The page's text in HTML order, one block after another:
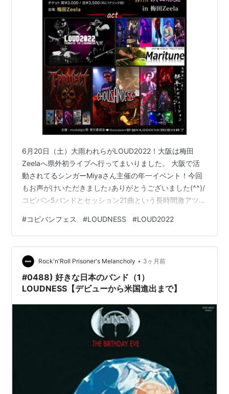
6月20日（土）大雨われらがLOUD2022！大阪は梅田
Zeelaへ県外初ライブへ行ってまいりました。 大阪で活
動されてるシンガーMiyaさん主催の年一イベント！今回
もお声がけいただきました♪ありがとうございました(^^)/
コピバン5バンドとセッション21曲という長時間激アツイ
ッペイ わたし、腰が痛くてステージ動き回れませんでし
た。。。 腰痛おじさんという名称までいただきました
YO！大阪初ライブだったんですけど、会場のZeelaさん
めちゃくちゃ良い会場でして。 楽屋広いし音響も良いし
本番中でもスタッフさんが袖で待機しててくれたり。演
奏に…
#コピバンフェス #LOUDNESS #LOUD2022
Rock'n'Roll Prisoner's Melancholy • 3ヶ月前
#0488) 好きな日本のバンド（1）
LOUDNESS【デビューから米国進出まで】